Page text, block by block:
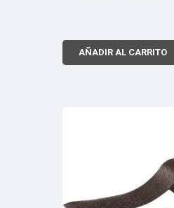
AÑADIR AL CARRITO